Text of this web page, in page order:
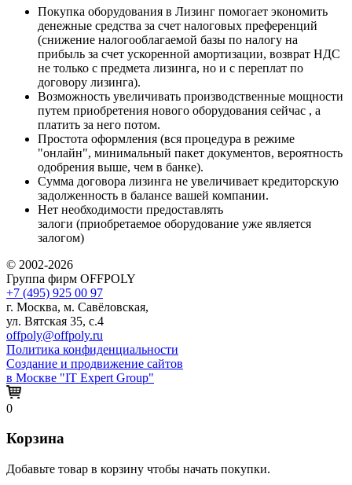
Покупка оборудования в Лизинг помогает экономить
денежные средства за счет налоговых преференций
(снижение налогооблагаемой базы по налогу на
прибыль за счет ускоренной амортизации, возврат НДС
не только с предмета лизинга, но и с переплат по
договору лизинга).
Возможность увеличивать производственные мощности
путем приобретения нового оборудования сейчас , а
платить за него потом.
Простота оформления (вся процедура в режиме
"онлайн", минимальный пакет документов, вероятность
одобрения выше, чем в банке).
Сумма договора лизинга не увеличивает кредиторскую
задолженность в балансе вашей компании.
Нет необходимости предоставлять
залоги (приобретаемое оборудование уже является
залогом)
© 2002-2026
Группа фирм OFFPOLY
+7 (495) 925 00 97
г. Москва, м. Савёловская,
ул. Вятская 35, с.4
offpoly@offpoly.ru
Политика конфиденциальности
Создание и продвижение сайтов
в Москве "IT Expert Group"
0
Корзина
Добавьте товар в корзину чтобы начать покупки.